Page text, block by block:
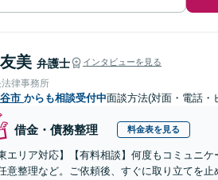
美 弁護士 インタビューを見る
律事務所
市 からも相談受付中面談方法(対面・電話・
借金・債務整理 料金表を見る
東エリア対応】【有料相談】何度もコミュニ
意整理など。ご依頼後、すぐに取り立てを